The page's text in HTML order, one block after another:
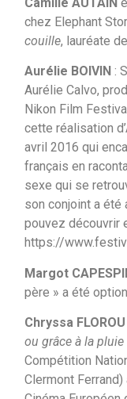
chez Elephant
couille, lauréate
Aurélie BOIVIN :
Aurélie Calvo,
Nikon Film
cette réalisation
avril 2016 qui
français en
sexe qui se
son conjoint a été
pouvez découvrir
https://
Margot
père » a été
Chryssa
ou grâce à la pluie
Compétition
Clermont